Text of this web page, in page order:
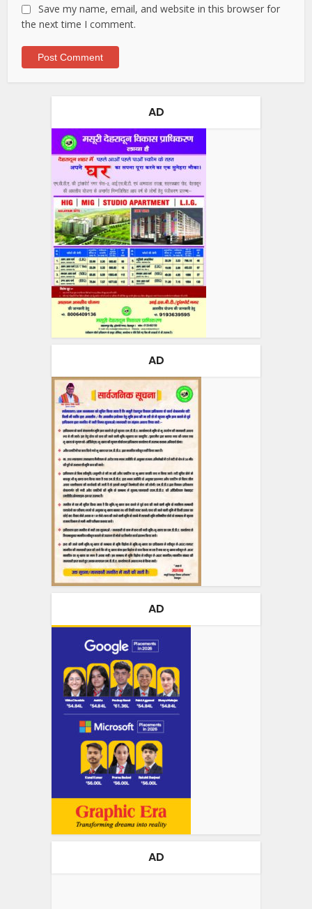
Save my name, email, and website in this browser for
the next time I comment.
AD
AD
AD
AD